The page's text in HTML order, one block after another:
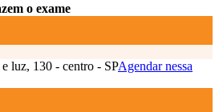
o exame
luz, 130 - centro - SPAgendar nessa